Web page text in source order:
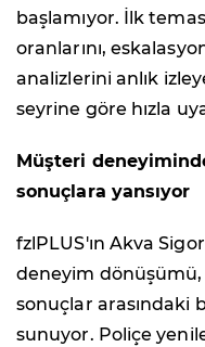
başlamıyor. İlk
oranlarını,
analizlerini anlık
seyrine göre hızla
Müşteri
sonuçlara yansıyor
fzlPLUS'ın Akva
deneyim
sonuçlar arasındaki
sunuyor. Poliçe